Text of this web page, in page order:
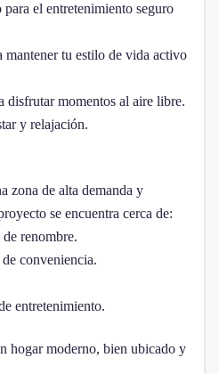
el entretenimiento seguro
tu estilo de vida activo
disfrutar momentos al aire libre.
y relajación.
zona de alta demanda y
se encuentra cerca de:
renombre.
conveniencia.
entretenimiento.
hogar moderno, bien ubicado y